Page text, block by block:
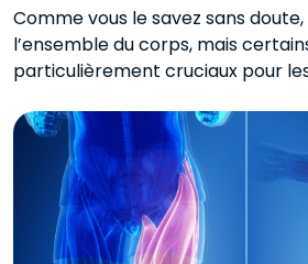
Comme vous le savez sans
l’ensemble du corps, mais
particulièrement cruciaux pour